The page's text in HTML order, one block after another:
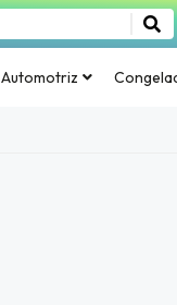
Automotriz